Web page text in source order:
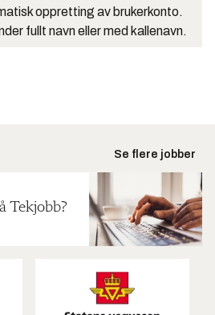
oppretting av brukerkonto.
fullt navn eller med kallenavn.
Se flere jobber
Tekjobb?